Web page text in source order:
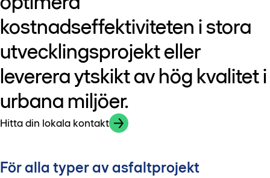
kostnadseffektiviteten i stora
utvecklingsprojekt eller
leverera ytskikt av hög kvalitet i
urbana miljöer.
Hitta din lokala kontakt
För alla typer av asfaltprojekt